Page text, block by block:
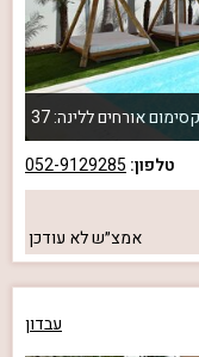
אורחים ללינה: 37
טלפון: 052-9129285
אמצ״שלא עודכן
עבדון